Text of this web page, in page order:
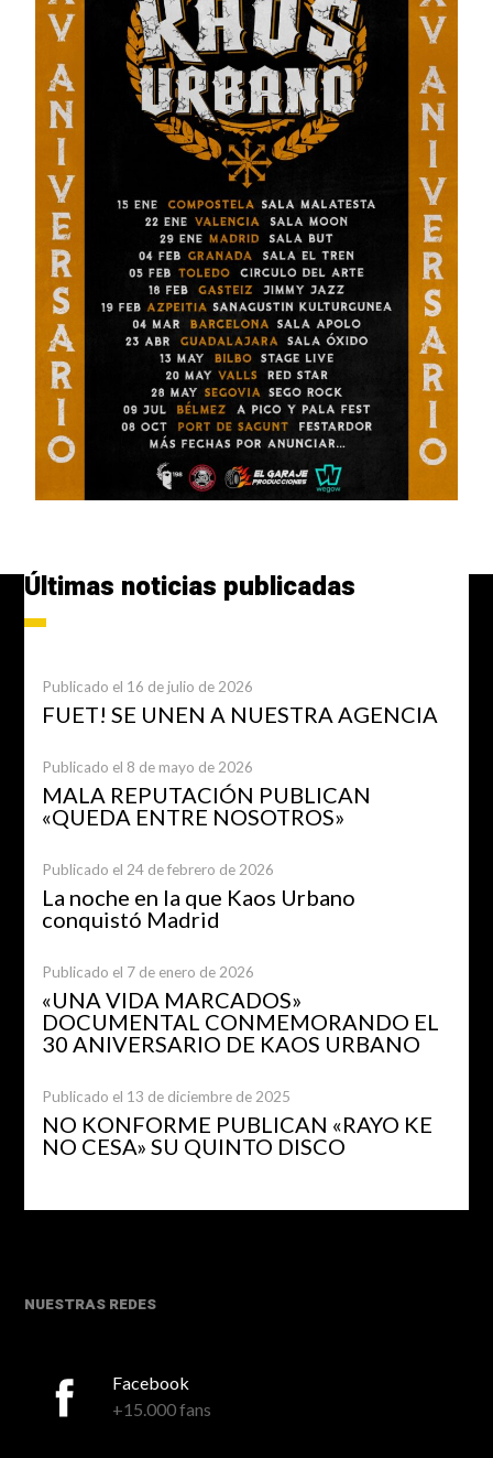
Últimas noticias publicadas
Publicado el 16 de julio de 2026
FUET! SE UNEN A NUESTRA AGENCIA
Publicado el 8 de mayo de 2026
MALA REPUTACIÓN PUBLICAN
«QUEDA ENTRE NOSOTROS»
Publicado el 24 de febrero de 2026
La noche en la que Kaos Urbano
conquistó Madrid
Publicado el 7 de enero de 2026
«UNA VIDA MARCADOS»
DOCUMENTAL CONMEMORANDO EL
30 ANIVERSARIO DE KAOS URBANO
Publicado el 13 de diciembre de 2025
NO KONFORME PUBLICAN «RAYO KE
NO CESA» SU QUINTO DISCO
NUESTRAS REDES
Facebook
+15.000 fans